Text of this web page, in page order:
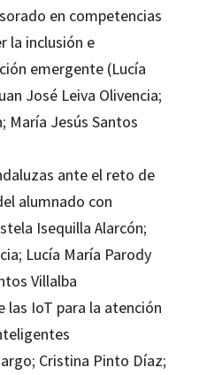
en competencias
la inclusión e
emergente (Lucía
José Leiva Olivencia;
María Jesús Santos
ante el reto de
alumnado con
Isequilla Alarcón;
Lucía María Parody
Villalba
las IoT para la atención
Cristina Pinto Díaz;